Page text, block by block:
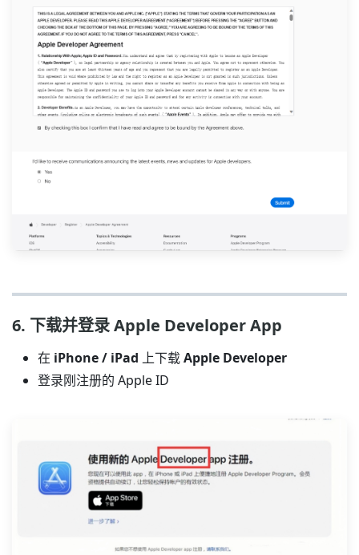
6. 下载并登录 Apple Developer App
在 iPhone / iPad 上下载Apple Developer
登录刚注册的 Apple ID